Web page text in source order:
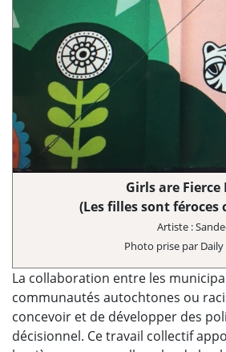
Girls are Fierce
(Les filles sont féroces
Artiste :
Photo prise par Daily
La collaboration entre les
communautés autochtones ou
concevoir et de développer des
décisionnel. Ce travail collectif